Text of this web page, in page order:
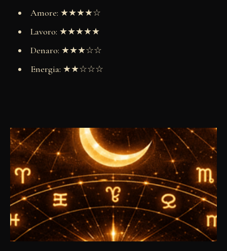
Amore: ★★★★☆
Lavoro: ★★★★★
Denaro: ★★★☆☆
Energia: ★★☆☆☆